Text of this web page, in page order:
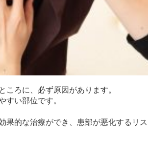
ころに、必ず原因があります。
すい部位です。
果的な治療ができ、患部が悪化するリス